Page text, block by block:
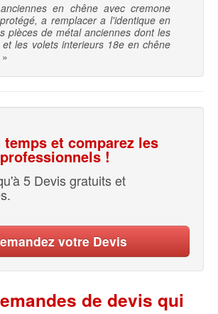
en chêne avec cremone
a remplacer a l'identique en
pièces de métal anciennes dont les
les volets interieurs 18e en chêne
»
temps et comparez les
!
5 Devis gratuits et
votre Devis
de devis qui